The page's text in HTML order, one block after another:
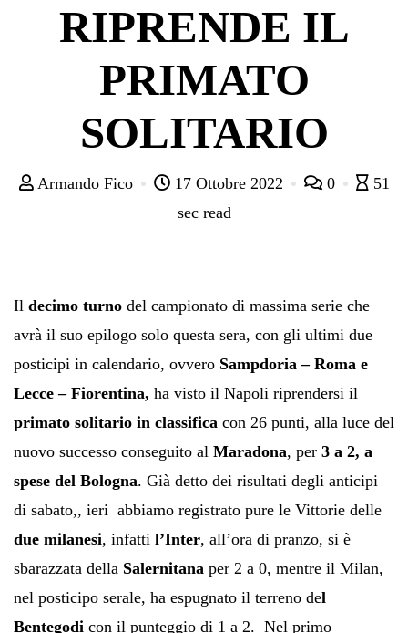
RIPRENDE IL
PRIMATO
SOLITARIO
Armando Fico 17 Ottobre 2022 0
51
sec read
Il decimo turno del campionato di massima serie che
avrà il suo epilogo solo questa sera, con gli ultimi due
posticipi in calendario, ovvero Sampdoria – Roma e
Lecce – Fiorentina, ha visto il Napoli riprendersi il
primato solitario in classifica con 26 punti, alla luce del
nuovo successo conseguito al Maradona, per 3 a 2, a
spese del Bologna. Già detto dei risultati degli anticipi
di sabato,, ieri abbiamo registrato pure le Vittorie delle
due milanesi, infatti l’Inter, all’ora di pranzo, si è
sbarazzata della Salernitana per 2 a 0, mentre il Milan,
nel posticipo serale, ha espugnato il terreno del
Bentegodi con il punteggio di 1 a 2. Nel primo